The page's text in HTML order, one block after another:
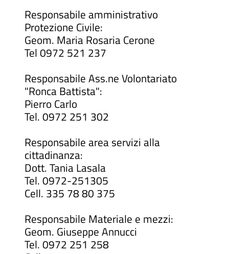
Responsabile amministrativo
Protezione Civile:
Geom. Maria Rosaria Cerone
Tel 0972 521 237
Responsabile Ass.ne Volontariato
"Ronca Battista":
Pierro Carlo
Tel. 0972 251 302
Responsabile area servizi alla
cittadinanza:
Dott. Tania Lasala
Tel. 0972-251305
Cell. 335 78 80 375
Responsabile Materiale e mezzi:
Geom. Giuseppe Annucci
Tel. 0972 251 258